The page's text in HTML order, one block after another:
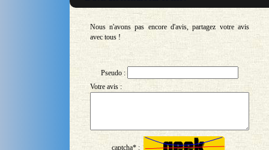
Nous n'avons pas encore d'avis, partagez votre avis
avec tous !
Pseudo :
Votre avis :
captcha* :